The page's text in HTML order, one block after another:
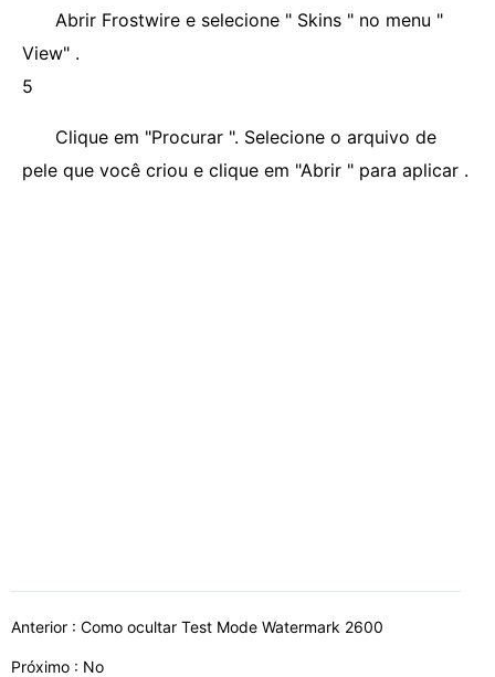
Abrir Frostwire e selecione " Skins " no menu "
View" .
5
Clique em "Procurar ". Selecione o arquivo de
pele que você criou e clique em "Abrir " para aplicar .
Anterior : Como ocultar Test Mode Watermark 2600
Próximo : No